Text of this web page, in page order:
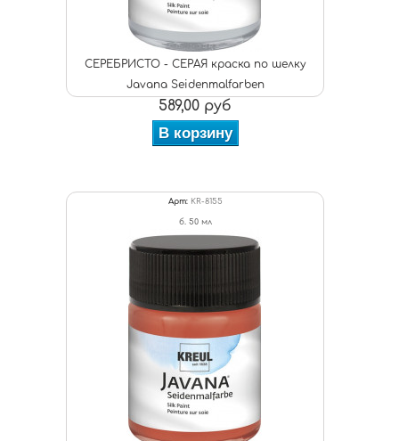
СЕРЕБРИСТО - СЕРАЯ краска по шелку
Javana Seidenmalfarben
589,00 руб
В корзину
Арт: KR-8155
б. 50 мл